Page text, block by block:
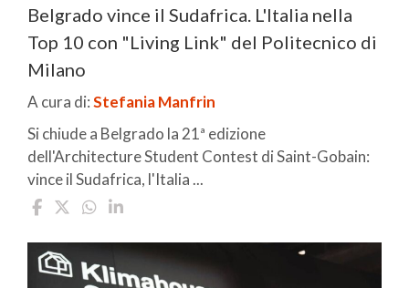
Belgrado vince il Sudafrica. L'Italia nella
Top 10 con "Living Link" del Politecnico di
Milano
A cura di:Stefania Manfrin
Si chiude a Belgrado la 21ª edizione
dell'Architecture Student Contest di Saint-Gobain:
vince il Sudafrica, l'Italia ...